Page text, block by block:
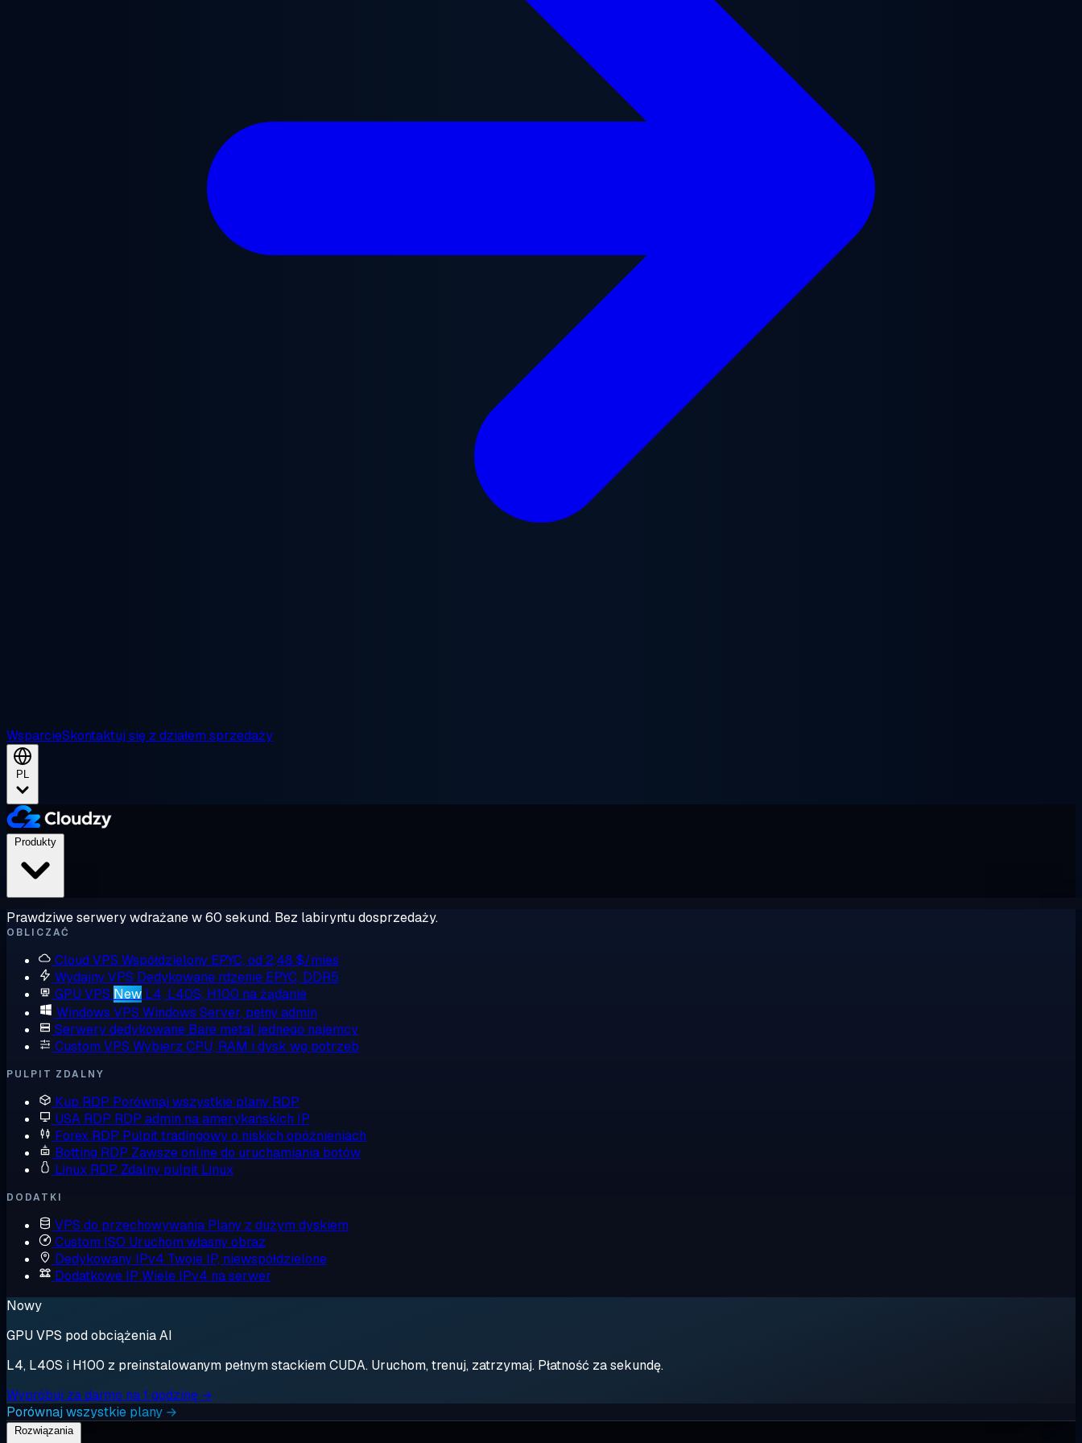
WsparcieSkontaktuj się z działem sprzedaży
PL
Prawdziwe serwery wdrażane w 60 sekund. Bez labiryntu dosprzedaży.
OBLICZAĆ
Cloud VPS Współdzielony EPYC, od 2,48 $/mies
Wydajny VPS Dedykowane rdzenie EPYC, DDR5
GPU VPS New L4, L40S, H100 na żądanie
Windows VPS Windows Server, pełny admin
Serwery dedykowane Bare metal jednego najemcy
Custom VPS Wybierz CPU, RAM i dysk wg potrzeb
PULPIT ZDALNY
Kup RDP Porównaj wszystkie plany RDP
USA RDP RDP admin na amerykańskich IP
Forex RDP Pulpit tradingowy o niskich opóźnieniach
Botting RDP Zawsze online do uruchamiania botów
Linux RDP Zdalny pulpit Linux
DODATKI
VPS do przechowywania Plany z dużym dyskiem
Custom ISO Uruchom własny obraz
Dedykowany IPv4 Twoje IP, niewspółdzielone
Dodatkowe IP Wiele IPv4 na serwer
Nowy
GPU VPS pod obciążenia AI
L4, L40S i H100 z preinstalowanym pełnym stackiem CUDA. Uruchom, trenuj, zatrzymaj. Płatność za sekundę.
Wypróbuj za darmo na 1 godzinę →
Porównaj wszystkie plany →
Rozwiązania